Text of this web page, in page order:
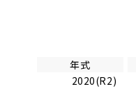
年式
2020(R2)